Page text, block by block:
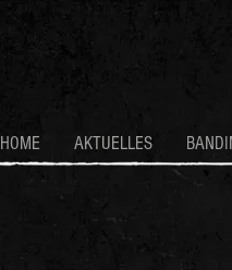
HOME AKTUELLES